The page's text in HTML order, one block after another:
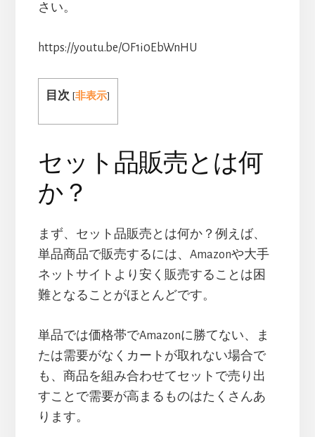
さい。
https://youtu.be/OF1i0EbWnHU
目次 [非表示]
セット品販売とは何
か？
まず、セット品販売とは何か？例えば、
単品商品で販売するには、Amazonや大手
ネットサイトより安く販売することは困
難となることがほとんどです。
単品では価格帯でAmazonに勝てない、ま
たは需要がなくカートが取れない場合で
も、商品を組み合わせてセットで売り出
すことで需要が高まるものはたくさんあ
ります。